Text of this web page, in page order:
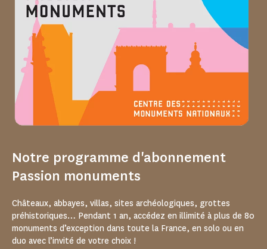
Notre programme d'abonnement
Passion monuments
Châteaux, abbayes, villas, sites archéologiques, grottes
préhistoriques… Pendant 1 an, accédez en illimité à plus de 80
monuments d’exception dans toute la France, en solo ou en
duo avec l’invité de votre choix !